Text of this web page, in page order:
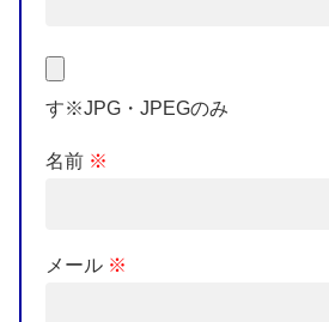
す※JPG・JPEGのみ
名前 ※
メール ※